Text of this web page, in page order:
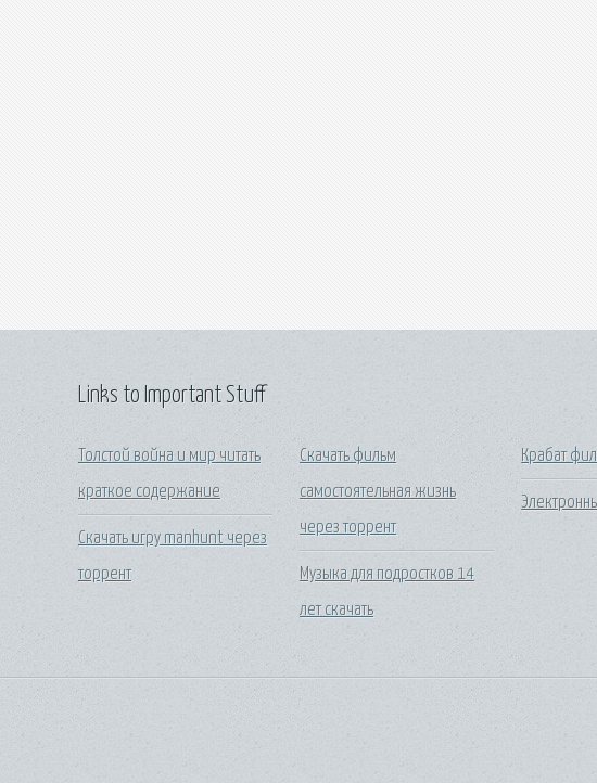
Links to Important Stuff
Толстой война и мир читать
краткое содержание
Скачать игру manhunt через
торрент
Скачать фильм
самостоятельная жизнь
через торрент
Музыка для подростков 14
лет скачать
Крабат